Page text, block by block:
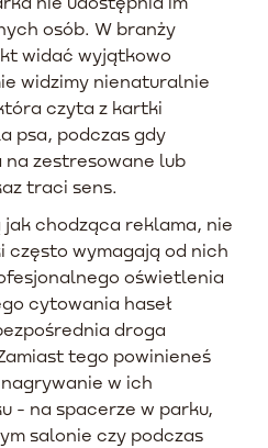
osób. W branży
widać wyjątkowo
widzimy nienaturalnie
czyta z kartki
psa, podczas gdy
zestresowane lub
traci sens.
chodząca reklama, nie
często wymagają od nich
oświetlenia
cytowania haseł
droga
tego powinieneś
w ich
- na spacerze w parku,
salonie czy podczas